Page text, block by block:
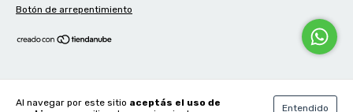
Al navegar por este sitio aceptás el uso de
Entendido
Botón de arrepentimiento